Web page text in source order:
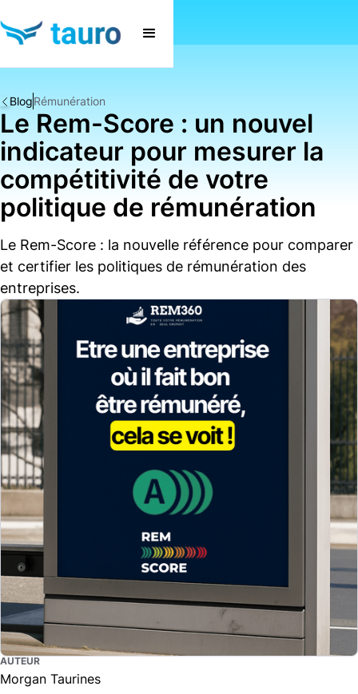
BlogRémunération
Le Rem-Score : un nouvel
indicateur pour mesurer la
compétitivité de votre
politique de rémunération
Le Rem-Score : la nouvelle référence pour comparer
et certifier les politiques de rémunération des
entreprises.
AUTEUR
Morgan Taurines